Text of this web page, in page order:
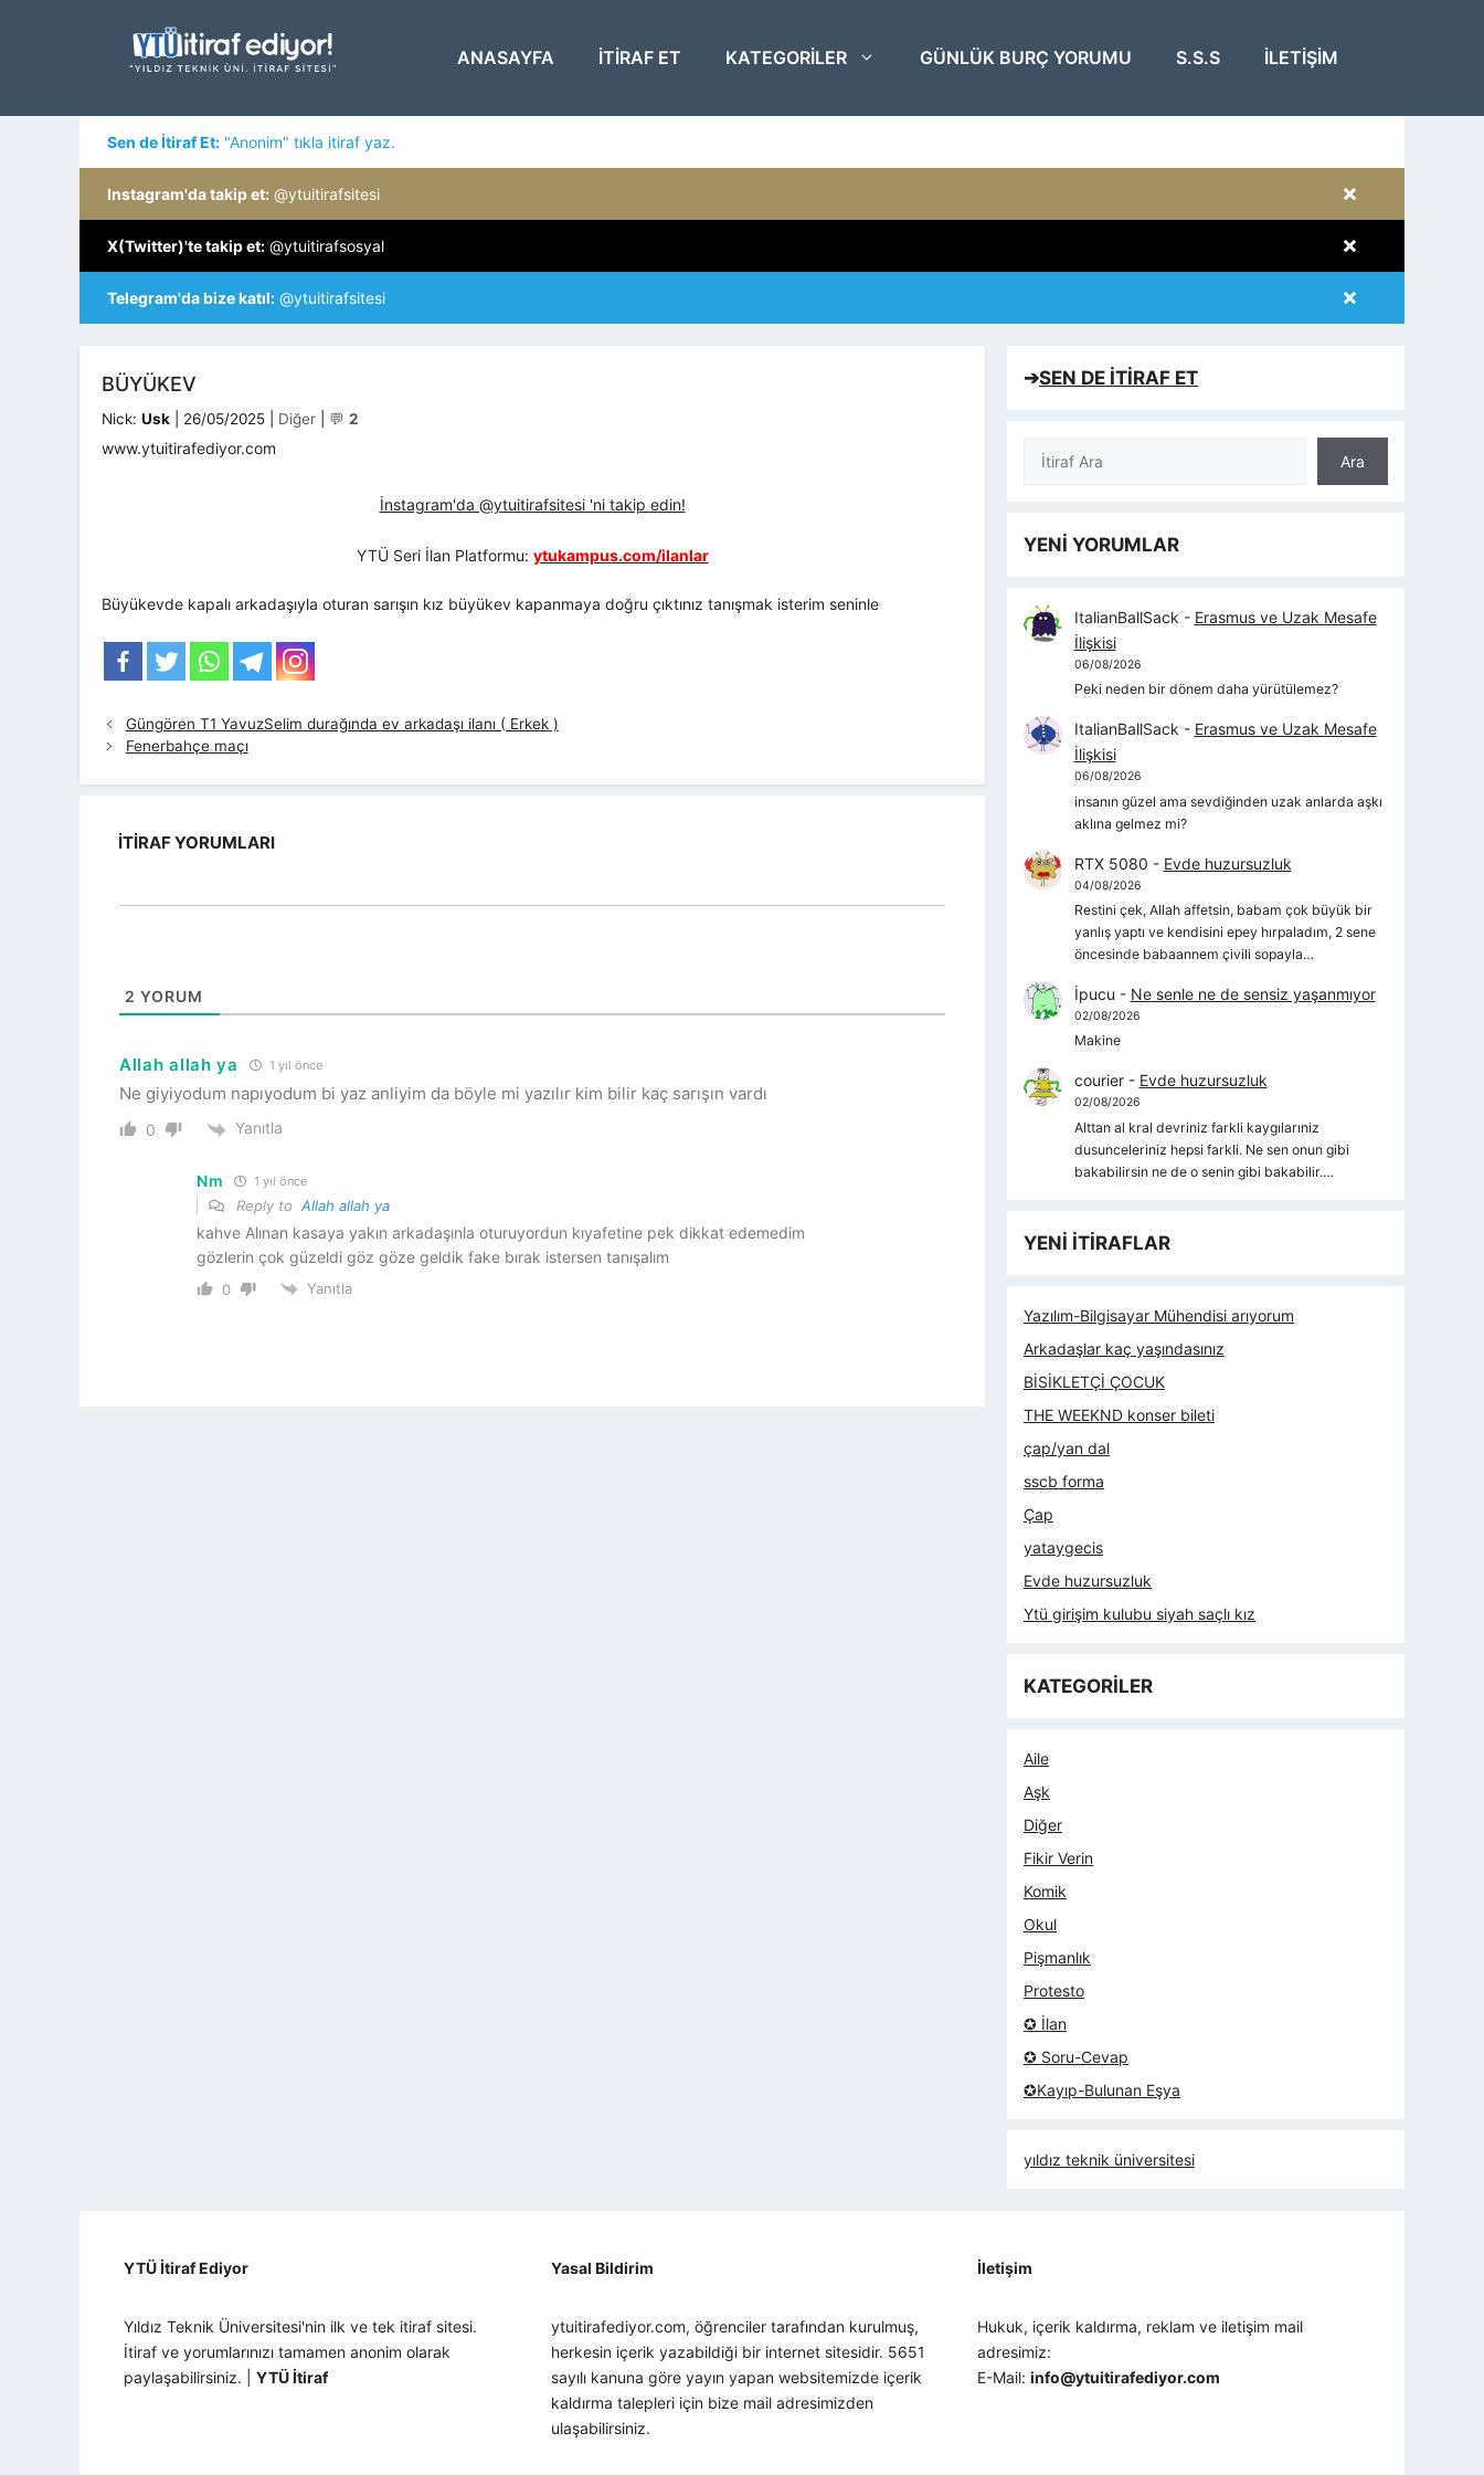
ANASAYFA ITIRAF ET KATEGORILER GÜNLÜK BURÇ YORUMU S.S.S İLETIŞIM
Sen de İtiraf Et: "Anonim" tıkla itiraf yaz.
×
Instagram'da takip et: @ytuitirafsitesi
×
X(Twitter)'te takip et: @ytuitirafsosyal
×
Telegram'da bize katıl: @ytuitirafsitesi
BÜYÜKEV
Nick: Usk 26/05/2025 Kategoriler
Diğer 💬 2
www.ytuitirafediyor.com
İnstagram'da @ytuitirafsitesi 'ni takip edin!
YTÜ Seri İlan Platformu: ytukampus.com/ilanlar
Büyükevde kapalı arkadaşıyla oturan sarışın kız büyükev kapanmaya doğru çıktınız tanışmak isterim seninle
Güngören T1 YavuzSelim durağında ev arkadaşı ilanı ( Erkek )
Fenerbahçe maçı
İTIRAF YORUMLARI
2 YORUM
Allah allah ya 1 yıl önce
Ne giyiyodum napıyodum bi yaz anliyim da böyle mi yazılır kim bilir kaç sarışın vardı
0 Yanıtla
Nm 1 yıl önce
Reply to Allah allah ya
kahve Alınan kasaya yakın arkadaşınla oturuyordun kıyafetine pek dikkat edemedim
gözlerin çok güzeldi göz göze geldik fake bırak istersen tanışalım
0 Yanıtla
➔SEN DE İTİRAF ET
Ara
Ara
YENİ YORUMLAR
ItalianBallSack - Erasmus ve Uzak Mesafe
İlişkisi
06/08/2026
Peki neden bir dönem daha yürütülemez?
ItalianBallSack - Erasmus ve Uzak Mesafe
İlişkisi
06/08/2026
insanın güzel ama sevdiğinden uzak anlarda aşkı
aklına gelmez mi?
RTX 5080 - Evde huzursuzluk
04/08/2026
Restini çek, Allah affetsin, babam çok büyük bir
yanlış yaptı ve kendisini epey hırpaladım, 2 sene
öncesinde babaannem çivili sopayla…
İpucu - Ne senle ne de sensiz yaşanmıyor
02/08/2026
Makine
courier- Evde huzursuzluk
02/08/2026
Alttan al kral devriniz farkli kaygılarıniz
dusunceleriniz hepsi farkli. Ne sen onun gibi
bakabilirsin ne de o senin gibi bakabilir.…
YENİ İTİRAFLAR
Yazılım-Bilgisayar Mühendisi arıyorum
Arkadaşlar kaç yaşındasınız
BİSİKLETÇİ ÇOCUK
THE WEEKND konser bileti
çap/yan dal
sscb forma
Çap
yataygecis
Evde huzursuzluk
Ytü girişim kulubu siyah saçlı kız
KATEGORİLER
Aile
Aşk
Diğer
Fikir Verin
Komik
Okul
Pişmanlık
Protesto
✪ İlan
✪ Soru-Cevap
✪Kayıp-Bulunan Eşya
yıldız teknik üniversitesi
YTÜ İtiraf Ediyor
Yıldız Teknik Üniversitesi'nin ilk ve tek itiraf sitesi.
İtiraf ve yorumlarınızı tamamen anonim olarak
paylaşabilirsiniz. | YTÜ İtiraf
Yasal Bildirim
ytuitirafediyor.com, öğrenciler tarafından kurulmuş,
herkesin içerik yazabildiği bir internet sitesidir. 5651
sayılı kanuna göre yayın yapan websitemizde içerik
kaldırma talepleri için bize mail adresimizden
ulaşabilirsiniz.
İletişim
Hukuk, içerik kaldırma, reklam ve iletişim mail
adresimiz:
E-Mail:info@ytuitirafediyor.com